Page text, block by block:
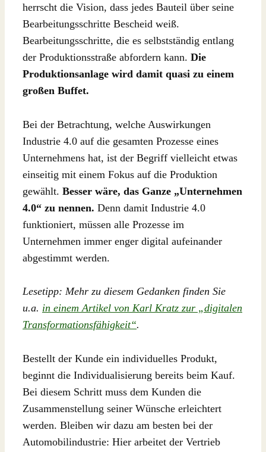
herrscht die Vision, dass jedes Bauteil über seine
Bearbeitungsschritte Bescheid weiß.
Bearbeitungsschritte, die es selbstständig entlang
der Produktionsstraße abfordern kann. Die
Produktionsanlage wird damit quasi zu einem
großen Buffet.
Bei der Betrachtung, welche Auswirkungen
Industrie 4.0 auf die gesamten Prozesse eines
Unternehmens hat, ist der Begriff vielleicht etwas
einseitig mit einem Fokus auf die Produktion
gewählt. Besser wäre, das Ganze „Unternehmen
4.0“ zu nennen. Denn damit Industrie 4.0
funktioniert, müssen alle Prozesse im
Unternehmen immer enger digital aufeinander
abgestimmt werden.
Lesetipp: Mehr zu diesem Gedanken finden Sie
u.a. in einem Artikel von Karl Kratz zur „digitalen
Transformationsfähigkeit“.
Bestellt der Kunde ein individuelles Produkt,
beginnt die Individualisierung bereits beim Kauf.
Bei diesem Schritt muss dem Kunden die
Zusammenstellung seiner Wünsche erleichtert
werden. Bleiben wir dazu am besten bei der
Automobilindustrie: Hier arbeitet der Vertrieb